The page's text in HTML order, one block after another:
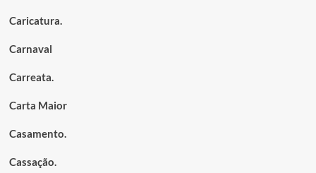
Caricatura.
Carnaval
Carreata.
Carta Maior
Casamento.
Cassação.